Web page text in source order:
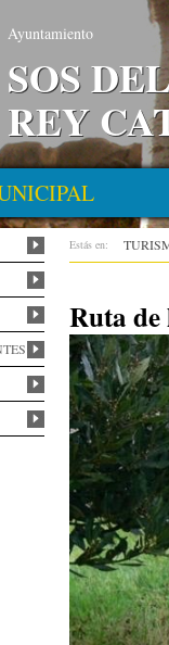
Ruta
Estás en:
Ayuntamiento
SOS
REY